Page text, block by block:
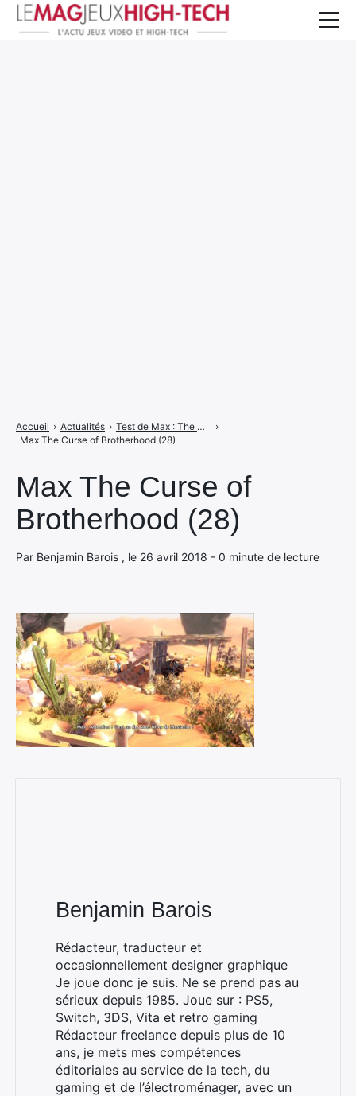
Max The Curse of
Brotherhood (28)
Par Benjamin Barois , le 26 avril 2018 - 0 minute de lecture
Accueil › Actualités › Test de Max : The Curse of Brotherhood sur Switch : mon frère ce héros
›
Max The Curse of Brotherhood (28)
Benjamin Barois
Rédacteur, traducteur et
occasionnellement designer graphique
Je joue donc je suis. Ne se prend pas au
sérieux depuis 1985. Joue sur : PS5,
Switch, 3DS, Vita et retro gaming
Rédacteur freelance depuis plus de 10
ans, je mets mes compétences
éditoriales au service de la tech, du
gaming et de l’électroménager, avec un